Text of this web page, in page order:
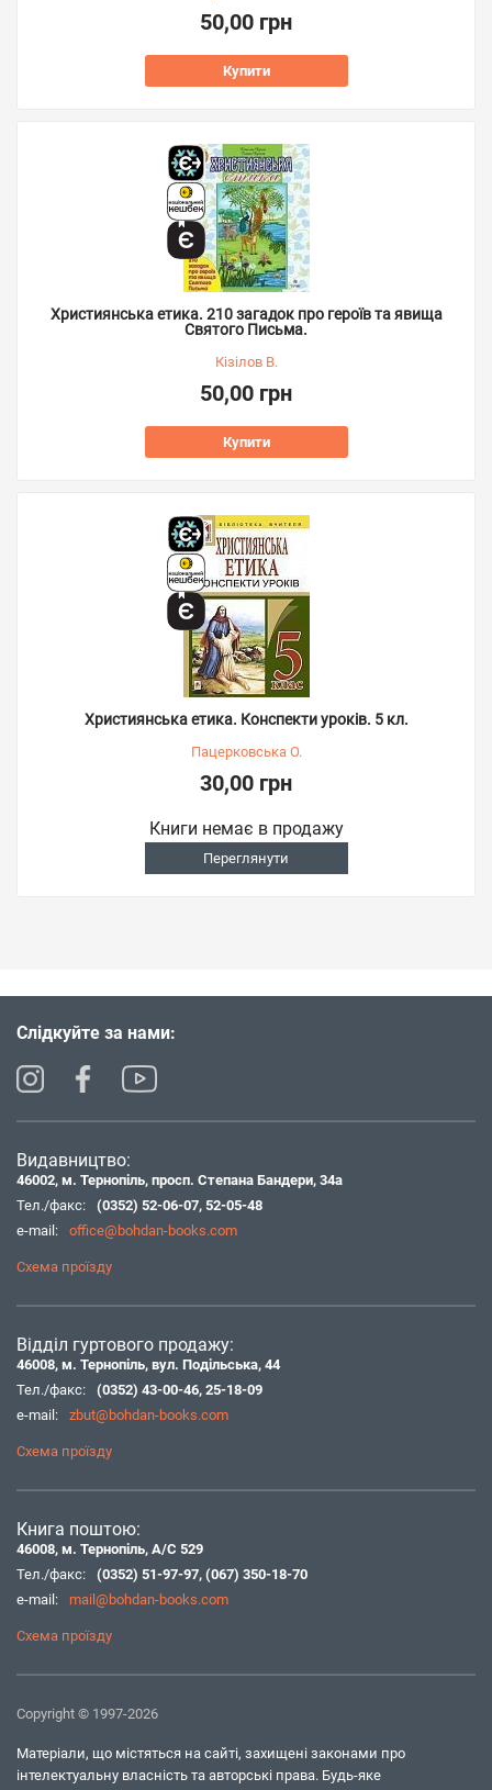
50,00 грн
Купити
Християнська етика. 210 загадок про героїв та явища
Святого Письма.
Кізілов В.
50,00 грн
Купити
Християнська етика. Конспекти уроків. 5 кл.
Пацерковська О.
30,00 грн
Книги немає в продажу
Переглянути
Слідкуйте за нами:
Видавництво:
46002, м. Тернопіль, просп. Степана Бандери, 34а
Тел./факс:
(0352) 52-06-07, 52-05-48
e-mail:
office@bohdan-books.com
Схема проїзду
Відділ гуртового продажу:
46008, м. Тернопіль, вул. Подільська, 44
Тел./факс:
(0352) 43-00-46, 25-18-09
e-mail:
zbut@bohdan-books.com
Схема проїзду
Книга поштою:
46008, м. Тернопіль, А/С 529
Тел./факс:
(0352) 51-97-97, (067) 350-18-70
e-mail:
mail@bohdan-books.com
Схема проїзду
Copyright © 1997-2026
Матеріали, що містяться на сайті, захищені законами про
інтелектуальну власність та авторські права. Будь-яке